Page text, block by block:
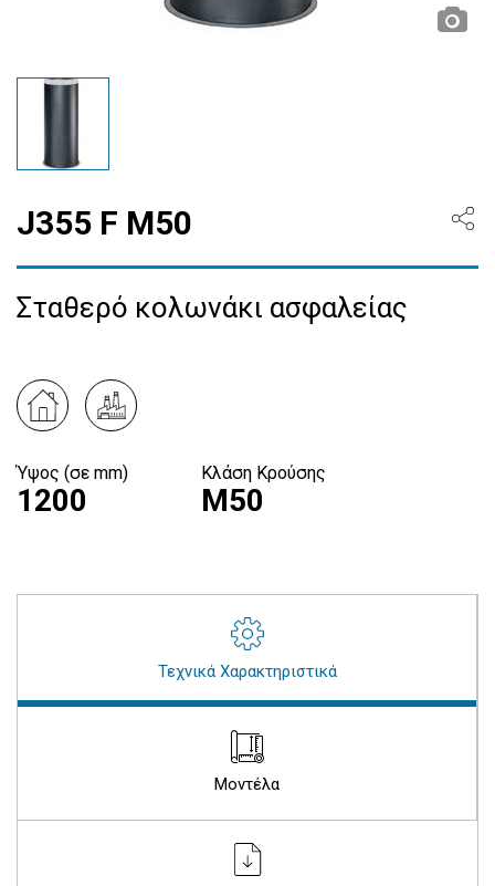
J355 F M50
Σταθερό κολωνάκι ασφαλείας
Ύψος (σε mm)
1200
Κλάση Κρούσης
M50
Τεχνικά Χαρακτηριστικά
Μοντέλα